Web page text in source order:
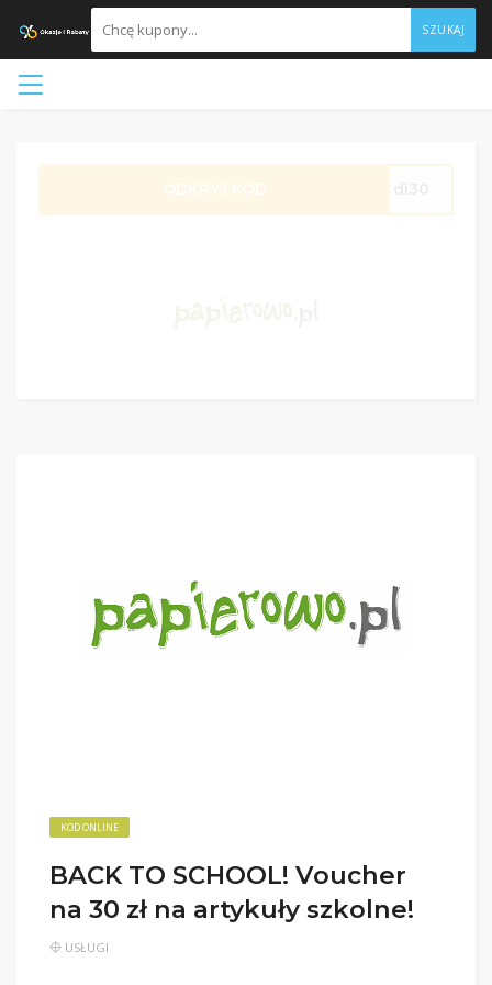
SZUKAJ
ODKRYJ KOD
KOD ONLINE
BACK TO SCHOOL! Voucher
na 30 zł na artykuły szkolne!
USŁUGI